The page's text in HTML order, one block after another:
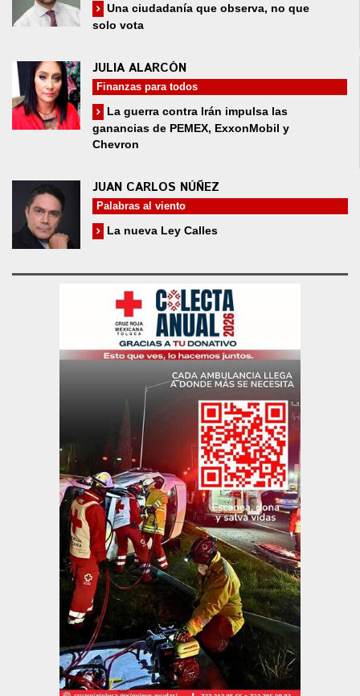
Una ciudadanía que observa, no que
solo vota
JULIA ALARCÓN
Finanzas para todos
La guerra contra Irán impulsa las
ganancias de PEMEX, ExxonMobil y
Chevron
JUAN CARLOS NÚÑEZ
Palabras al viento
La nueva Ley Calles